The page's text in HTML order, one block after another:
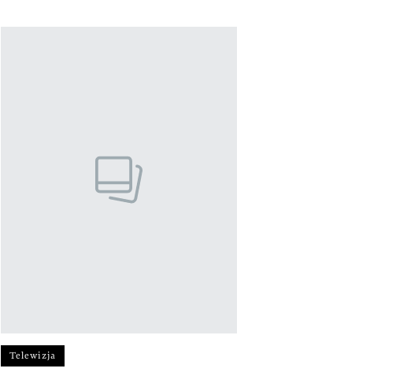
Telewizja